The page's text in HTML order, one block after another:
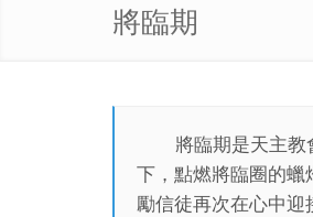
將臨期
將臨期是天主
下，點燃將臨圈的
勵信徒再次在心中迎